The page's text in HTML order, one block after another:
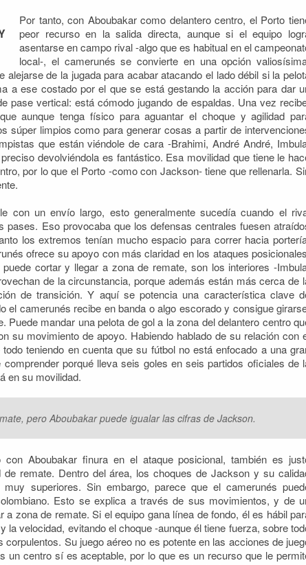
Por tanto, con Aboubakar como delantero centro, el Porto
peor recurso en la salida directa, aunque si el equipo
asentarse en campo rival -algo que es habitual en el
local-, el camerunés se convierte en una opción
alejarse de la jugada para acabar atacando el lado débil si la
a ese costado por el que se está gestando la acción para dar
pase vertical: está cómodo jugando de espaldas. Una vez
aunque tenga físico para aguantar el choque y agilidad
súper limpios como para generar cosas a partir de
que están viéndole de cara -Brahimi, André André,
devolviéndola es fantástico. Esa movilidad que tiene le
por lo que el Porto -como con Jackson- tiene que rellenarla.
con un envío largo, esto generalmente sucedía cuando el
pases. Eso provocaba que los defensas centrales fuesen
los extremos tenían mucho espacio para correr hacia
ofrece su apoyo con más claridad en los ataques
cortar y llegar a zona de remate, son los interiores -
de la circunstancia, porque además están más cerca de
de transición. Y aquí se potencia una característica clave
el camerunés recibe en banda o algo escorado y consigue
Puede mandar una pelota de gol a la zona del delantero centro
su movimiento de apoyo. Habiendo hablado de su relación con
teniendo en cuenta que su fútbol no está enfocado a una
porqué lleva seis goles en seis partidos oficiales de
en su movilidad.
pero Aboubakar puede igualar las cifras de Jackson.
Aboubakar finura en el ataque posicional, también es
de remate. Dentro del área, los choques de Jackson y su
superiores. Sin embargo, parece que el camerunés
Esto se explica a través de sus movimientos, y de
a zona de remate. Si el equipo gana línea de fondo, él es hábil
la velocidad, evitando el choque -aunque él tiene fuerza, sobre
Su juego aéreo no es potente en las acciones de
un centro sí es aceptable, por lo que es un recurso que le